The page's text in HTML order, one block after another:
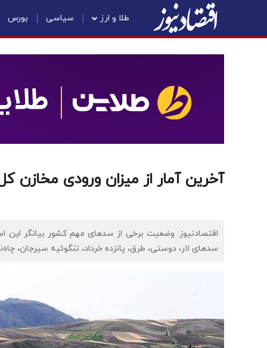
طلا و ارز سیاسی بورس
آخرین آمار از میزان ورودی
سدهای لار، دوستی، طرق، پانزده خرداد، تنگوئیه سیرجان، چاه‌نیمه ها،